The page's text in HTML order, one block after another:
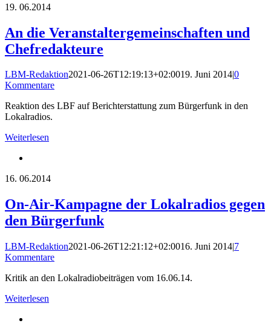
19. 06.2014
An die Veranstaltergemeinschaften und
Chefredakteure
LBM-Redaktion2021-06-26T12:19:13+02:0019. Juni 2014|0
Kommentare
Reaktion des LBF auf Berichterstattung zum Bürgerfunk in den
Lokalradios.
Weiterlesen
16. 06.2014
On-Air-Kampagne der Lokalradios gegen
den Bürgerfunk
LBM-Redaktion2021-06-26T12:21:12+02:0016. Juni 2014|7
Kommentare
Kritik an den Lokalradiobeiträgen vom 16.06.14.
Weiterlesen